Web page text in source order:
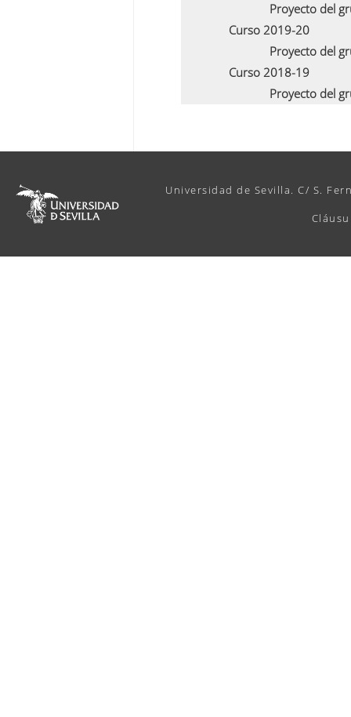
Proyecto del
Curso 2019-20
Proyecto del
Curso 2018-19
Proyecto del
Universidad de Sevilla. C/ S.